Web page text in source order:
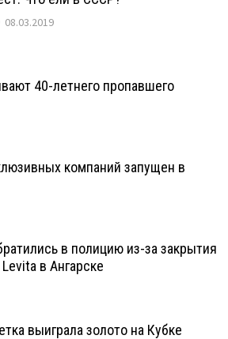
08.03.2019
40-летнего пропавшего
компаний запущен в
в полицию из-за закрытия
в Ангарске
выиграла золото на Кубке